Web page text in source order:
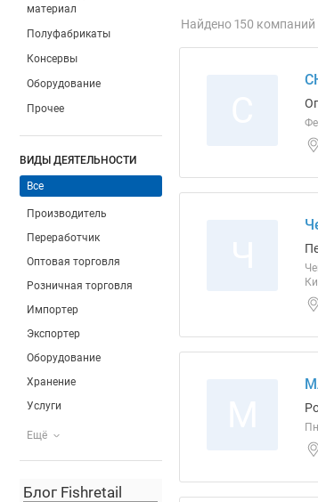
материал
Полуфабрикаты
Консервы
Оборудование
Прочее
ВИДЫ ДЕЯТЕЛЬНОСТИ
Все
Производитель
Переработчик
Оптовая торговля
Розничная торговля
Импортер
Экспортер
Оборудование
Хранение
Услуги
Ещё
Блог Fishretail
Найдено 150 компаний